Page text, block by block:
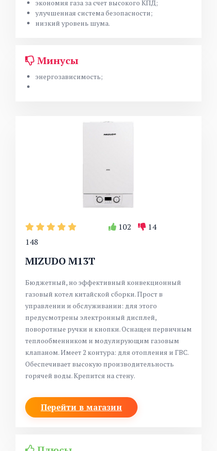
экономия газа за счет высокого КПД;
улучшенная система безопасности;
низкий уровень шума.
Минусы
энергозависимость;
148
102 14
MIZUDO M13T
Бюджетный, но эффективный конвекционный
газовый котел китайской сборки. Прост в
управлении и обслуживании: для этого
предусмотрены электронный дисплей,
поворотные ручки и кнопки. Оснащен первичным
теплообменником и модулирующим газовым
клапаном. Имеет 2 контура: для отопления и ГВС.
Обеспечивает высокую производительность
горячей воды. Крепится на стену.
Перейти в магазин